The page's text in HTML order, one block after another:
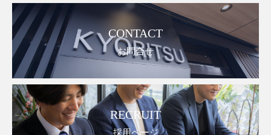
CONTACT
お問合せ
RECRUIT
採用ページ